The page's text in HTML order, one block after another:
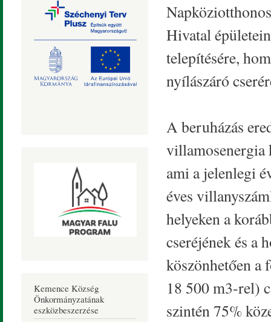
Kemence Község
Önkormányzatának
eszközbeszerzése
Hivatal
telepítésére,
nyílászáró
A beruházás
villamosenergia
ami a jelenlegi
éves
helyeken a
cseréjének és a
köszönhetően a
18 500 m3-rel)
szintén 75%